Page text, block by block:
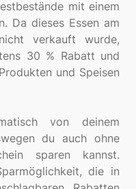
mit einem
Da dieses Essen am
verkauft wurde,
30 % Rabatt und
und Speisen
von deinem
du auch ohne
sparen kannst.
die in